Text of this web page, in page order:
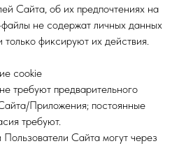
Сайта, об их предпочтениях на
не содержат личных данных
фиксируют их действия.
cookie
требуют предварительного
Приложения; постоянные
требуют.
Сайта могут через